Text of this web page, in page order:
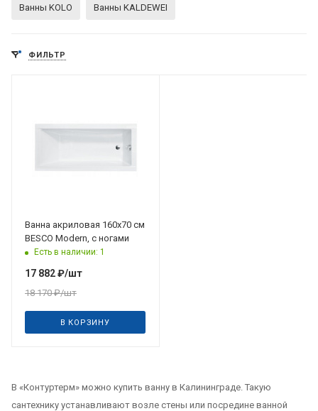
Ванны KOLO Ванны KALDEWEI
ФИЛЬТР
Ванна акриловая 160х70 см
BESCO Modern, с ногами
Есть в наличии: 1
17 882₽/шт
18 170₽/шт
В КОРЗИНУ
В «Контуртерм» можно купить ванну в Калининграде. Такую
сантехнику устанавливают возле стены или посредине ванной